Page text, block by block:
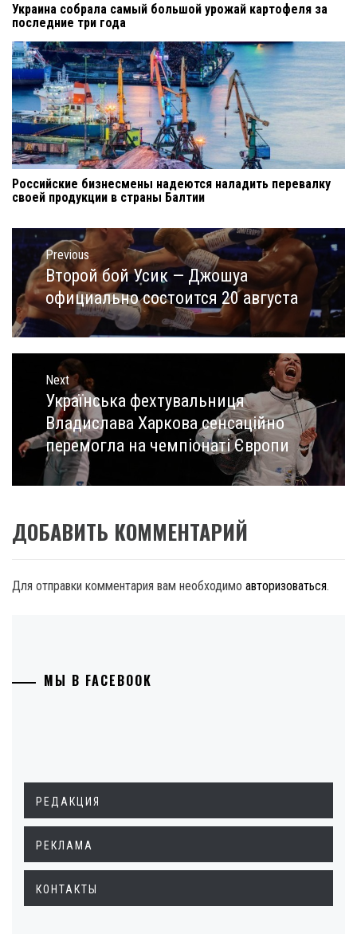
Украина собрала самый большой урожай картофеля за
последние три года
Российские бизнесмены надеются наладить перевалку
своей продукции в страны Балтии
Навигация
по
записям
Previous
Previous
post:
Второй бой Усик — Джошуа
официально состоится 20 августа
Next
Next
post:
Українська фехтувальниця
Владислава Харкова сенсаційно
перемогла на чемпіонаті Європи
ДОБАВИТЬ КОММЕНТАРИЙ
Для отправки комментария вам необходимо авторизоваться.
МЫ В FACEBOOK
РЕДАКЦИЯ
РЕКЛАМА
КОНТАКТЫ